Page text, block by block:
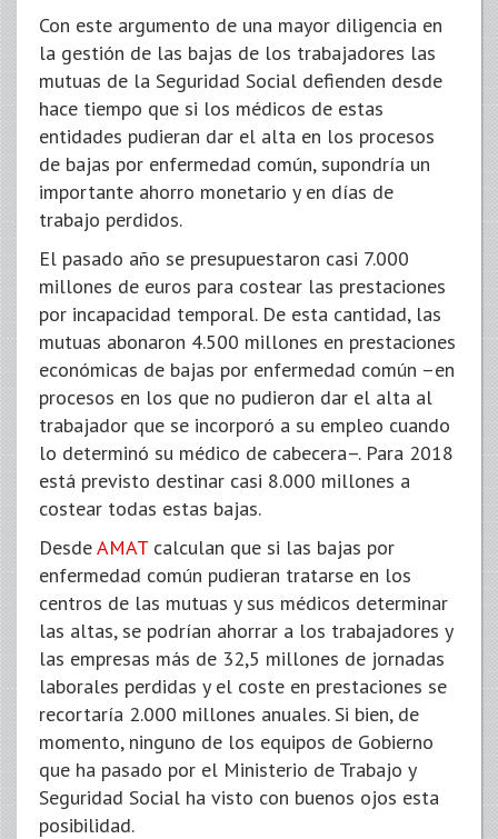
Con este argumento de una mayor diligencia en
la gestión de las bajas de los trabajadores las
mutuas de la Seguridad Social defienden desde
hace tiempo que si los médicos de estas
entidades pudieran dar el alta en los procesos
de bajas por enfermedad común, supondría un
importante ahorro monetario y en días de
trabajo perdidos.
El pasado año se presupuestaron casi 7.000
millones de euros para costear las prestaciones
por incapacidad temporal. De esta cantidad, las
mutuas abonaron 4.500 millones en prestaciones
económicas de bajas por enfermedad común –en
procesos en los que no pudieron dar el alta al
trabajador que se incorporó a su empleo cuando
lo determinó su médico de cabecera–. Para 2018
está previsto destinar casi 8.000 millones a
costear todas estas bajas.
DesdeAMAT calculan que si las bajas por
enfermedad común pudieran tratarse en los
centros de las mutuas y sus médicos determinar
las altas, se podrían ahorrar a los trabajadores y
las empresas más de 32,5 millones de jornadas
laborales perdidas y el coste en prestaciones se
recortaría 2.000 millones anuales. Si bien, de
momento, ninguno de los equipos de Gobierno
que ha pasado por el Ministerio de Trabajo y
Seguridad Social ha visto con buenos ojos esta
posibilidad.